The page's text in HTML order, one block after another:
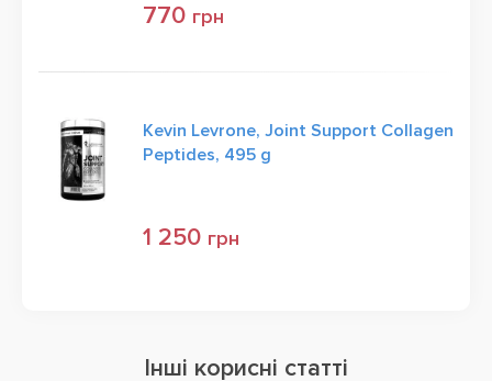
770 грн
Kevin Levrone, Joint Support Collagen
Peptides, 495 g
1 250 грн
Інші корисні статті